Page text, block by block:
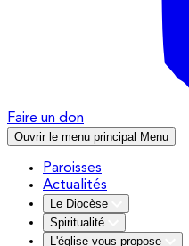
Faire un don
Ouvrir le menu principal Menu
Paroisses
Actualités
Le Diocèse
Spiritualité
L'église vous propose